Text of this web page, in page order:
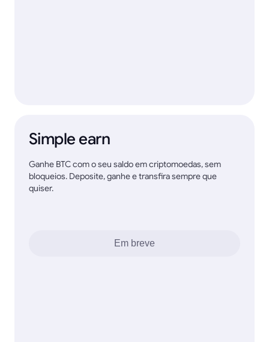
Simple earn
Ganhe BTC com o seu saldo em criptomoedas, sem
bloqueios. Deposite, ganhe e transfira sempre que
quiser.
Em breve